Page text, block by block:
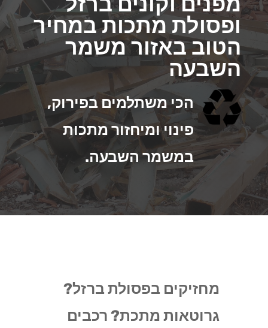
ופסולת מתכות במחיר
הטוב באזור משמר
השבעה
הכי משתלמים בפירוק,
פינוי ומיחזור מתכות
במשמר השבעה.
מחזיקים בפסולת ברזל?
גרוטאות מתכת? רכבים